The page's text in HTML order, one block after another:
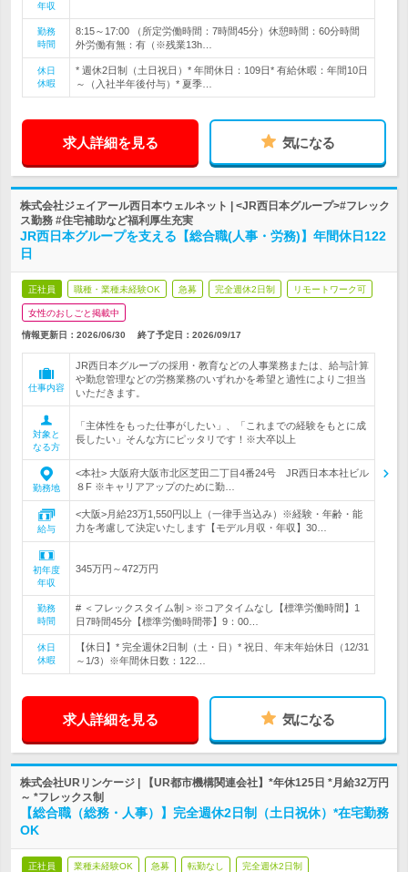
年収
勤務
時間
8:15～17:00 （所定労働時間：7時間45分）休憩時間：60分時間
外労働有無：有（※残業13h…
休日
休暇
* 週休2日制（土日祝日）* 年間休日：109日* 有給休暇：年間10日
～（入社半年後付与）* 夏季…
求人詳細を見る 気になる
株式会社ジェイアール西日本ウェルネット | <JR西日本グループ>#フレック
ス勤務 #住宅補助など福利厚生充実
JR西日本グループを支える【総合職(人事・労務)】年間休日122
日
正社員 職種・業種未経験OK 急募 完全週休2日制 リモートワーク可
女性のおしごと掲載中
情報更新日：2026/06/30 終了予定日： 2026/09/17
仕事内容
JR西日本グループの採用・教育などの人事業務または、給与計算
や勤怠管理などの労務業務のいずれかを希望と適性によりご担当
いただきます。
対象と
なる方
「主体性をもった仕事がしたい」、「これまでの経験をもとに成
長したい」そんな方にピッタリです！※大卒以上
勤務地
<本社> 大阪府大阪市北区芝田二丁目4番24号 JR西日本本社ビル
８F ※キャリアアップのために勤…
給与
<大阪>月給23万1,550円以上（一律手当込み）※経験・年齢・能
力を考慮して決定いたします【モデル月収・年収】30…
初年度
年収
345万円～472万円
勤務
時間
# ＜フレックスタイム制＞※コアタイムなし【標準労働時間】1
日7時間45分【標準労働時間帯】9：00…
休日
休暇
【休日】* 完全週休2日制（土・日）* 祝日、年末年始休日（12/31
～1/3）※年間休日数：122…
求人詳細を見る 気になる
株式会社URリンケージ | 【UR都市機構関連会社】*年休125日 *月給32万円
～ *フレックス制
【総合職（総務・人事）】完全週休2日制（土日祝休）*在宅勤務
OK
正社員 業種未経験OK 急募 転勤なし 完全週休2日制